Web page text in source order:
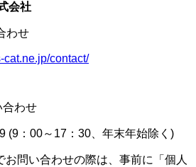
会社
わせ
cat.ne.jp/contact/
合わせ
～17：30、年末年始除く)
わせの際は、事前に「個人